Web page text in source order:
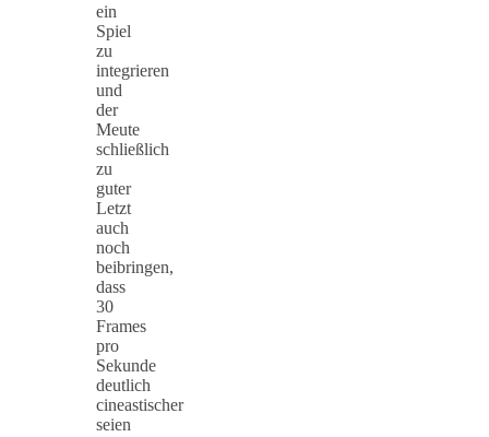
ein
Spiel
zu
integrieren
und
der
Meute
schließlich
zu
guter
Letzt
auch
noch
beibringen,
dass
30
Frames
pro
Sekunde
deutlich
cineastischer
seien